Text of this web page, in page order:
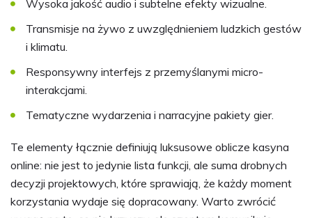
Wysoka jakość audio i subtelne efekty wizualne.
Transmisje na żywo z uwzględnieniem ludzkich gestów
i klimatu.
Responsywny interfejs z przemyślanymi micro-
interakcjami.
Tematyczne wydarzenia i narracyjne pakiety gier.
Te elementy łącznie definiują luksusowe oblicze kasyna
online: nie jest to jedynie lista funkcji, ale suma drobnych
decyzji projektowych, które sprawiają, że każdy moment
korzystania wydaje się dopracowany. Warto zwrócić